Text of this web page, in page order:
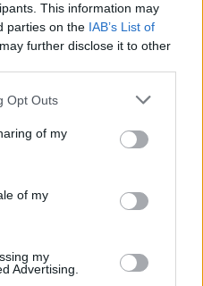
This information may
parties on the IAB’s List of
further disclose it to other
Opt Outs
of my
of my
my
Advertising.
Οι